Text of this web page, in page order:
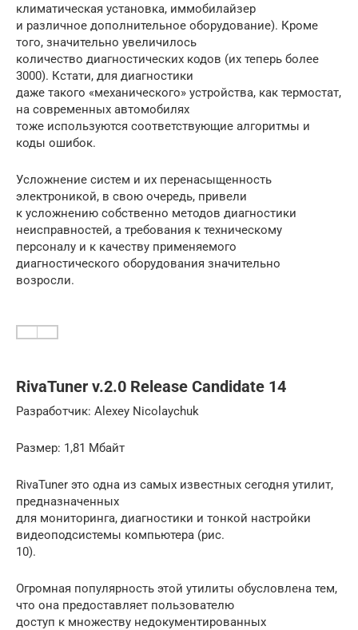
климатическая установка, иммобилайзер
и различное дополнительное оборудование). Кроме
того, значительно увеличилось
количество диагностических кодов (их теперь более
3000). Кстати, для диагностики
даже такого «механического» устройства, как термостат,
на современных автомобилях
тоже используются соответствующие алгоритмы и
коды ошибок.
Усложнение систем и их перенасыщенность
электроникой, в свою очередь, привели
к усложнению собственно методов диагностики
неисправностей, а требования к техническому
персоналу и к качеству применяемого
диагностического оборудования значительно
возросли.
RivaTuner v.2.0 Release Candidate 14
Разработчик: Alexey Nicolaychuk
Размер: 1,81 Мбайт
RivaTuner это одна из самых известных сегодня утилит,
предназначенных
для мониторинга, диагностики и тонкой настройки
видеоподсистемы компьютера (рис.
10).
Огромная популярность этой утилиты обусловлена тем,
что она предоставляет пользователю
доступ к множеству недокументированных